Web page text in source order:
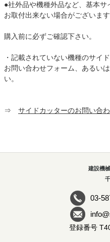
●社外品や機種外品など、基本サ
お取付出来ない場合がございます
購入前に必ずご確認下さい。
・記載されていない機種のサイ
お問い合わせフォーム、あるい
い。
⇒ サイドカッターのお問い合
建設機
03-
登録番号